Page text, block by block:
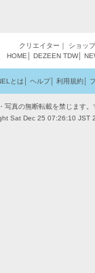
クリエイター ｜ ショップ
HOME
DEZEEN TDW│
とは ヘルプ│ 利用規約│
写真の無断転載を禁じます
Sat Dec 25 07:26:10 JST